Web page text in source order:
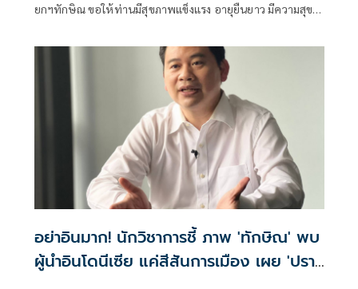
ยกฯทักษิณ ขอให้ท่านมีสุขภาพแข็งแรง อายุยืนยาว มีความสุข
อย่าอินมาก! นักวิชาการชี้ ภาพ 'ทักษิณ' พบ
ผู้นำอินโดนีเซีย แค่สีสันการเมือง เผย 'ปรา